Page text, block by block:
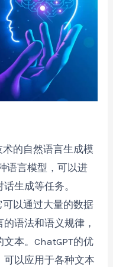
的自然语言生成模
语言模型，可以进
生成等任务。
可以通过大量的数据
语法和语义规律，
本。ChatGPT的优
可以应用于各种文本